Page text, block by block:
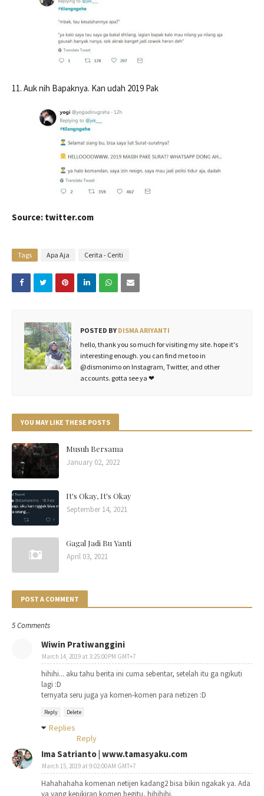
11. Auk nih Bapaknya. Kan udah 2019 Pak
Source: twitter.com
Tags Apa Aja Cerita - Ceriti
POSTED BY DISMA ARIYANTI
hello, thank you so much for visiting my site. hope it's
interesting enough. you can find me too in
@dismonimo on Instagram, Twitter, and other
accounts. gotta see ya ❤
YOU MAY LIKE THESE POSTS
Musuh Bersama
January 02, 2022
It's Okay, It's Okay
September 14, 2021
Gagal Jadi Bu Yanti
April 03, 2021
POST A COMMENT
5 Comments
Wiwin Pratiwanggini
March 14, 2019 at 3:25:00 PM GMT+7
hihihi... aku tahu berita ini cuma sebentar, setelah itu ga ngikuti
lagi :D
ternyata seru juga ya komen-komen para netizen :D
Reply Delete
Replies
Reply
Ima Satrianto | www.tamasyaku.com
March 15, 2019 at 9:02:00 AM GMT+7
Hahahahaha komenan netijen kadang2 bisa bikin ngakak ya. Ada
ya yang kepikiran komen begitu, hihihihi.